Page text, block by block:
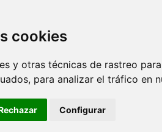
cookies
y otras técnicas de rastreo
para analizar el tráfico en
Configurar